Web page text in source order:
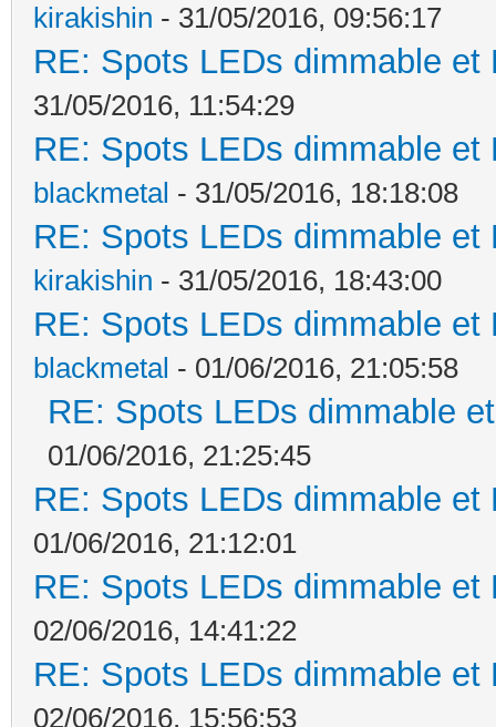
kirakishin - 31/05/2016, 09:56:17
RE: Spots LEDs dimmable
31/05/2016, 11:54:29
RE: Spots LEDs dimmable
blackmetal - 31/05/2016, 18:18:08
RE: Spots LEDs dimmable
kirakishin - 31/05/2016, 18:43:00
RE: Spots LEDs dimmable
blackmetal - 01/06/2016, 21:05:58
RE: Spots LEDs dimmable
01/06/2016, 21:25:45
RE: Spots LEDs dimmable
01/06/2016, 21:12:01
RE: Spots LEDs dimmable
02/06/2016, 14:41:22
RE: Spots LEDs dimmable
02/06/2016, 15:56:53